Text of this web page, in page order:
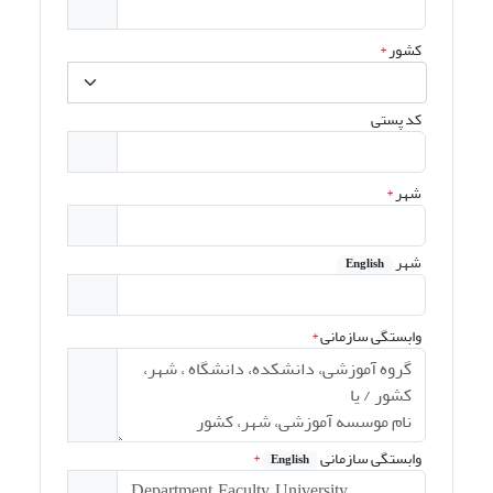
کشور*
کد پستی
شهر*
شهر English
وابستگی سازمانی*
وابستگی سازمانی English
*